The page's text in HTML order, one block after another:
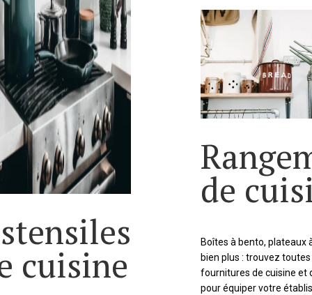
cuisine
de
Boîtes à bento, plateaux
bien plus : trouvez toutes
fournitures de cuisine et
pour équiper votre